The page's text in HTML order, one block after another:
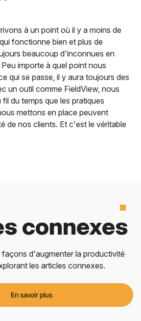
à un point où il y a moins de
fonctionne bien et plus de
beaucoup d'inconnues en
importe à quel point nous
qui se passe, il y aura toujours des
un outil comme FieldView, nous
du temps que les pratiques
mettons en place peuvent
de nos clients. Et c'est le véritable
connexes
d'augmenter la productivité
les articles connexes.
En savoir plus